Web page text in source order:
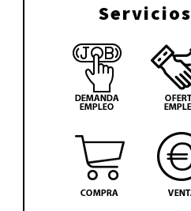
Servicios